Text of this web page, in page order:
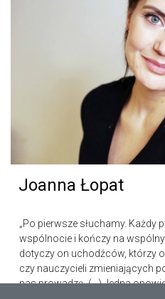
Joanna Łopat
„Po pierwsze słuchamy. Każdy
wspólnocie i kończy na
dotyczy on uchodźców, którzy
czy nauczycieli zmieniających
nas prowadzą. (…) Jedna